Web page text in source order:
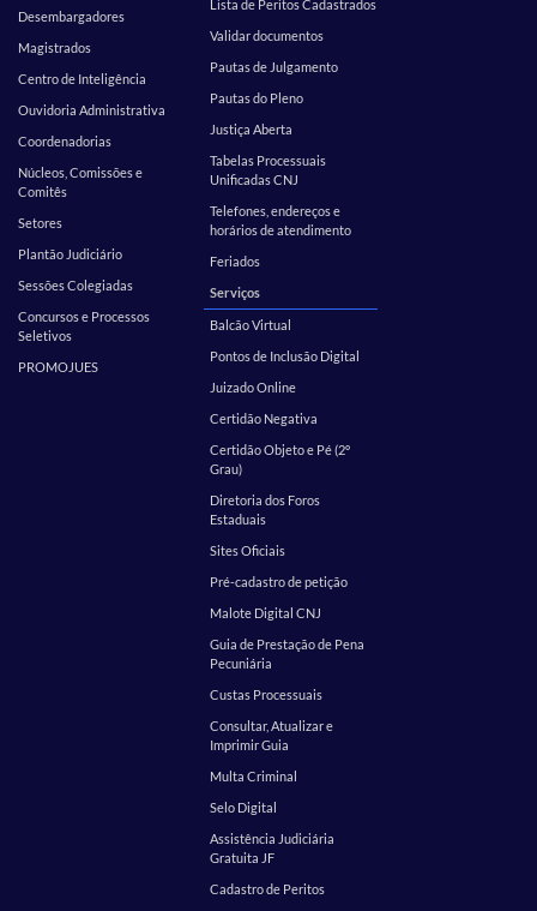
Desembargadores
Magistrados
Centro de Inteligência
Ouvidoria Administrativa
Coordenadorias
Núcleos, Comissões e
Comitês
Setores
Plantão Judiciário
Sessões Colegiadas
Concursos e Processos
Seletivos
PROMOJUES
Lista de Peritos Cadastrados
Validar documentos
Pautas de Julgamento
Pautas do Pleno
Justiça Aberta
Tabelas Processuais
Unificadas CNJ
Telefones, endereços e
horários de atendimento
Feriados
Serviços
Balcão Virtual
Pontos de Inclusão Digital
Juizado Online
Certidão Negativa
Certidão Objeto e Pé (2º
Grau)
Diretoria dos Foros
Estaduais
Sites Oficiais
Pré-cadastro de petição
Malote Digital CNJ
Guia de Prestação de Pena
Pecuniária
Custas Processuais
Consultar, Atualizar e
Imprimir Guia
Multa Criminal
Selo Digital
Assistência Judiciária
Gratuita JF
Cadastro de Peritos